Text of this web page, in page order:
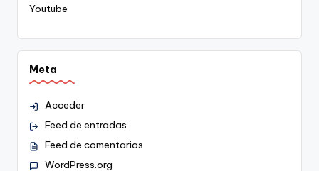
Youtube
Meta
Acceder
Feed de entradas
Feed de comentarios
WordPress.org